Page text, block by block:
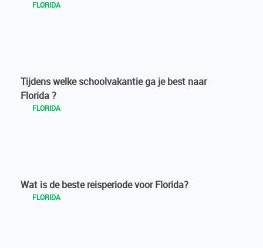
FLORIDA
Tijdens welke schoolvakantie ga je best naar
Florida ?
FLORIDA
Wat is de beste reisperiode voor Florida?
FLORIDA